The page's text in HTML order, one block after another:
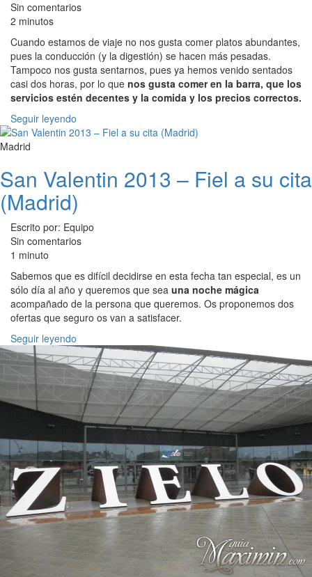
Sin comentarios
2 minutos
Cuando estamos de viaje no nos gusta comer platos abundantes,
pues la conducción (y la digestión) se hacen más pesadas.
Tampoco nos gusta sentarnos, pues ya hemos venido sentados
casi dos horas, por lo que nos gusta comer en la barra, que los
servicios estén decentes y la comida y los precios correctos.
Seguir leyendo
Madrid
San Valentin 2013 – Fiel a su cita
(Madrid)
Escrito por: Equipo
Sin comentarios
1 minuto
Sabemos que es difícil decidirse en esta fecha tan especial, es un
sólo día al año y queremos que sea una noche mágica
acompañado de la persona que queremos. Os proponemos dos
ofertas que seguro os van a satisfacer.
Seguir leyendo